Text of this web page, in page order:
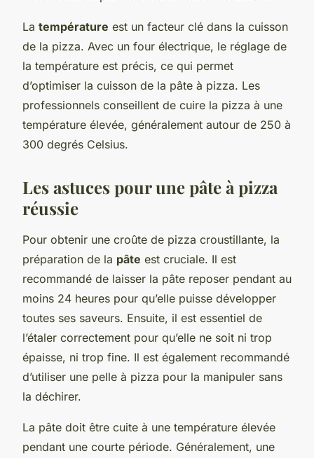
La température est un facteur clé dans la cuisson
de la pizza. Avec un four électrique, le réglage de
la température est précis, ce qui permet
d’optimiser la cuisson de la pâte à pizza. Les
professionnels conseillent de cuire la pizza à une
température élevée, généralement autour de 250 à
300 degrés Celsius.
Les astuces pour une pâte à pizza
réussie
Pour obtenir une croûte de pizza croustillante, la
préparation de la pâte est cruciale. Il est
recommandé de laisser la pâte reposer pendant au
moins 24 heures pour qu’elle puisse développer
toutes ses saveurs. Ensuite, il est essentiel de
l’étaler correctement pour qu’elle ne soit ni trop
épaisse, ni trop fine. Il est également recommandé
d’utiliser une pelle à pizza pour la manipuler sans
la déchirer.
La pâte doit être cuite à une température élevée
pendant une courte période. Généralement, une